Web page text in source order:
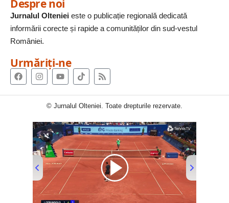
Despre noi
Jurnalul Olteniei este o publicație regională dedicată
informării corecte și rapide a comunităților din sud-vestul
României.
Urmăriți-ne
© Jurnalul Olteniei. Toate drepturile rezervate.